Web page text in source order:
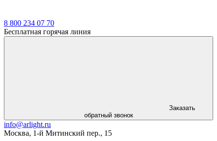
8 800 234 07 70
Бесплатная горячая линия
Заказать
обратный звонок
info@arlight.ru
Москва, 1-й Митинский пер., 15